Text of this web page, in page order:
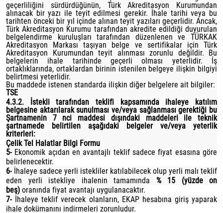
geçerliliğini sürdürdüğünün, Türk Akreditasyon Kurumundan
alınacak bir yazı ile teyit edilmesi gerekir. İhale tarihi veya bu
tarihten önceki bir yıl içinde alınan teyit yazıları geçerlidir. Ancak,
Türk Akreditasyon Kurumu tarafından akredite edildiği duyurulan
belgelendirme kuruluşları tarafından düzenlenen ve TÜRKAK
Akreditasyon Markası taşıyan belge ve sertifikalar için Türk
Akreditasyon Kurumundan teyit alınması zorunlu değildir. Bu
belgelerin ihale tarihinde geçerli olması yeterlidir. İş
ortaklıklarında, ortaklardan birinin istenilen belgeye ilişkin bilgiyi
belirtmesi yeterlidir.
Bu maddede istenen standarda ilişkin diğer belgelere ait bilgiler:
TSE
4.3.2. İstekli tarafından teklifi kapsamında ihaleye katılım
belgesine aktarılarak sunulması ve/veya sağlanması gerektiği bu
Şartnamenin 7 nci maddesi dışındaki maddeleri ile teknik
şartnamede belirtilen aşağıdaki belgeler ve/veya yeterlik
kriterleri:
Çelik Tel Halatlar Bilgi Formu
5- Ekonomik açıdan en avantajlı teklif sadece fiyat esasına göre
belirlenecektir.
6- İhaleye sadece yerli istekliler katılabilecek olup yerli malı teklif
eden yerli istekliye ihalenin tamamında % 15 (yüzde on
beş) oranında fiyat avantajı uygulanacaktır.
7- İhaleye teklif verecek olanların, EKAP hesabına giriş yaparak
ihale dokümanını indirmeleri zorunludur.